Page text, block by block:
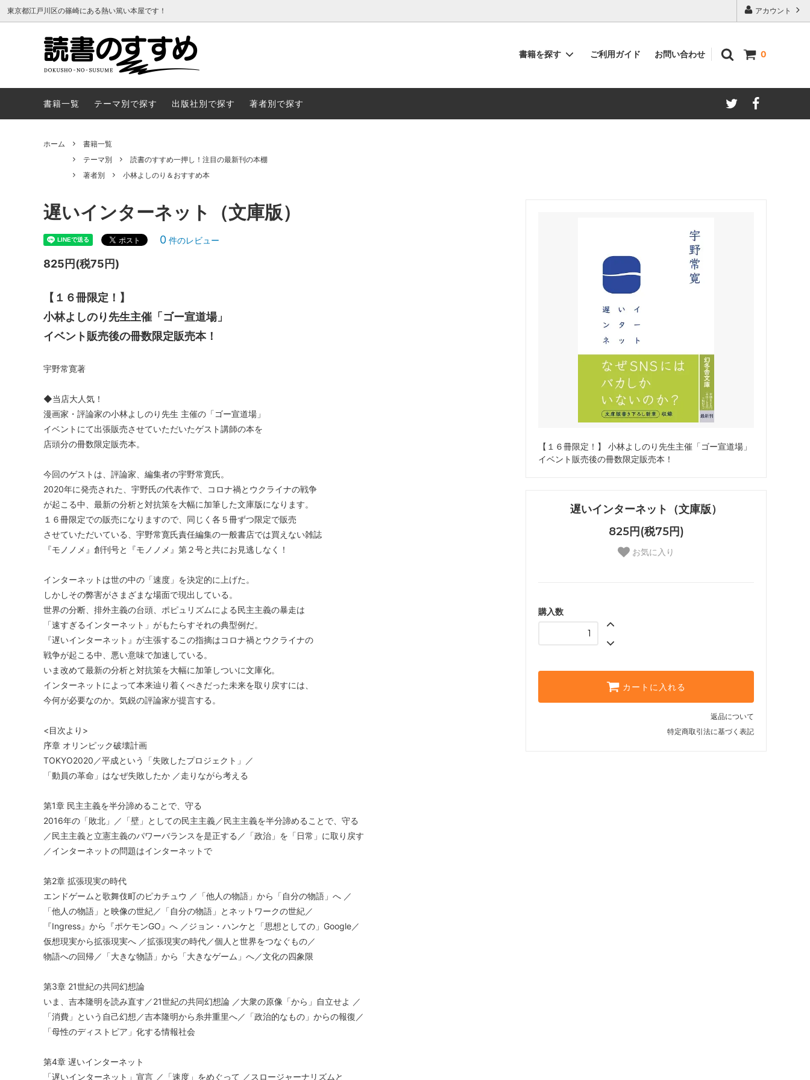
アカウント
東京都江戸川区の篠崎にある熱い篤い本屋です！
0
書籍を探す ご利用ガイド お問い合わせ
書籍一覧 テーマ別で探す 出版社別で探す 著者別で探す
ホーム
書籍一覧
テーマ別
読書のすすめ一押し！注目の最新刊の本棚
著者別
小林よしのり＆おすすめ本
【１６冊限定！】 小林よしのり先生主催「ゴー宣道場」
イベント販売後の冊数限定販売本！
遅いインターネット（文庫版）
825円(税75円)
お気に入り
購入数
カートに入れる
返品について
特定商取引法に基づく表記
遅いインターネット（文庫版）
0 件のレビュー
825円(税75円)
【１６冊限定！】
小林よしのり先生主催「ゴー宣道場」
イベント販売後の冊数限定販売本！
宇野常寛著
◆当店大人気！
漫画家・評論家の小林よしのり先生 主催の「ゴー宣道場」
イベントにて出張販売させていただいたゲスト講師の本を
店頭分の冊数限定販売本。
今回のゲストは、評論家、編集者の宇野常寛氏。
2020年に発売された、宇野氏の代表作で、コロナ禍とウクライナの戦争
が起こる中、最新の分析と対抗策を大幅に加筆した文庫版になります。
１６冊限定での販売になりますので、同じく各５冊ずつ限定で販売
させていただいている、宇野常寛氏責任編集の一般書店では買えない雑誌
『モノノメ』創刊号と『モノノメ』第２号と共にお見逃しなく！
インターネットは世の中の「速度」を決定的に上げた。
しかしその弊害がさまざまな場面で現出している。
世界の分断、排外主義の台頭、ポピュリズムによる民主主義の暴走は
「速すぎるインターネット」がもたらすそれの典型例だ。
『遅いインターネット』が主張するこの指摘はコロナ禍とウクライナの
戦争が起こる中、悪い意味で加速している。
いま改めて最新の分析と対抗策を大幅に加筆しついに文庫化。
インターネットによって本来辿り着くべきだった未来を取り戻すには、
今何が必要なのか。気鋭の評論家が提言する。
<目次より>
序章 オリンピック破壊計画
TOKYO2020／平成という「失敗したプロジェクト」／
「動員の革命」はなぜ失敗したか ／走りながら考える
第1章 民主主義を半分諦めることで、守る
2016年の「敗北」／「壁」としての民主主義／民主主義を半分諦めることで、守る
／民主主義と立憲主義のパワーバランスを是正する／「政治」を「日常」に取り戻す
／インターネットの問題はインターネットで
第2章 拡張現実の時代
エンドゲームと歌舞伎町のピカチュウ ／「他人の物語」から「自分の物語」へ ／
「他人の物語」と映像の世紀／「自分の物語」とネットワークの世紀／
『Ingress』から『ポケモンGO』へ ／ジョン・ハンケと「思想としての」Google／
仮想現実から拡張現実へ ／拡張現実の時代／個人と世界をつなぐもの／
物語への回帰／「大きな物語」から「大きなゲーム」へ／文化の四象限
第3章 21世紀の共同幻想論
いま、吉本隆明を読み直す／21世紀の共同幻想論 ／大衆の原像「から」自立せよ ／
「消費」という自己幻想／吉本隆明から糸井重里へ／「政治的なもの」からの報復／
「母性のディストピア」化する情報社会
第4章 遅いインターネット
「遅いインターネット」宣言 ／「速度」をめぐって ／スロージャーナリズムと